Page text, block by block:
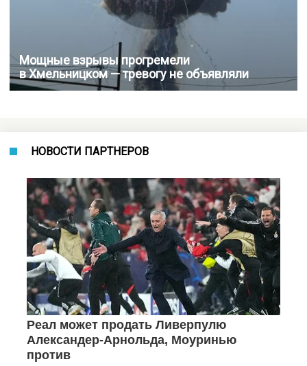
Мощные взрывы прогремели
в Хмельницком — тревогу не объявляли
НОВОСТИ ПАРТНЕРОВ